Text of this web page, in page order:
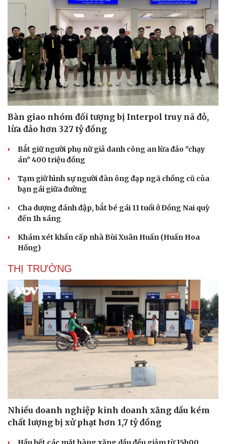
Văn hóa
Sân khấu - Điện ảnh
Văn học
Âm nhạc
Di sản
Giải trí
Nghệ sĩ
Thời trang
Sao Việt
Bàn giao nhóm đối tượng bị Interpol truy nã đỏ,
lừa đảo hơn 327 tỷ đồng
Bắt giữ người phụ nữ giả danh công an lừa đảo "chạy
án" 400 triệu đồng
Tạm giữ hình sự người đàn ông đạp ngã chồng cũ của
bạn gái giữa đường
Cha dượng đánh đập, bắt bé gái 11 tuổi ở Đồng Nai quỳ
đến 1h sáng
Khám xét khẩn cấp nhà Bùi Xuân Huấn (Huấn Hoa
Hồng)
THỊ TRƯỜNG
Nhiều doanh nghiệp kinh doanh xăng dầu kém
chất lượng bị xử phạt hơn 1,7 tỷ đồng